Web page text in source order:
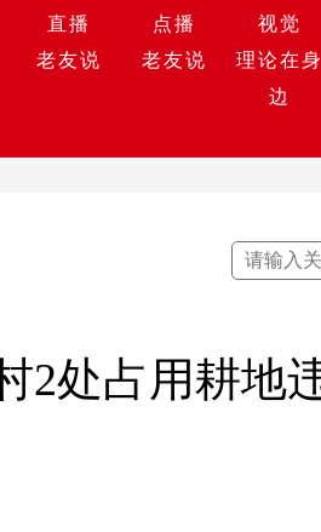
直播 点播 视觉
老友说 老友说
理论在身
边
2处占用耕地